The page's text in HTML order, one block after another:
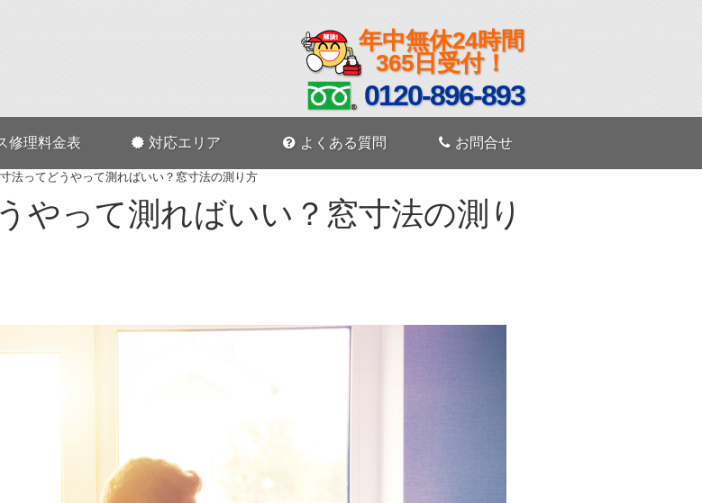
年中無休24時間
365日受付！
0120-896-893
修理料金表 対応エリア よくある質問 お問合せ
法ってどうやって測ればいい？窓寸法の測り方
やって測ればいい？窓寸法の測り